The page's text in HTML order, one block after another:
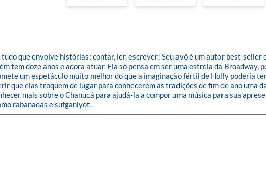
que envolve histórias: contar, ler, escrever! Seu avô é um autor best-
tem doze anos e adora atuar. Ela só pensa em ser uma estrela da Broadway,
um espetáculo muito melhor do que a imaginação fértil de Holly poderia
que elas troquem de lugar para conhecerem as tradições de fim de ano uma
mais sobre o Chanucá para ajudá-la a compor uma música para sua
rabanadas e sufganiyot.